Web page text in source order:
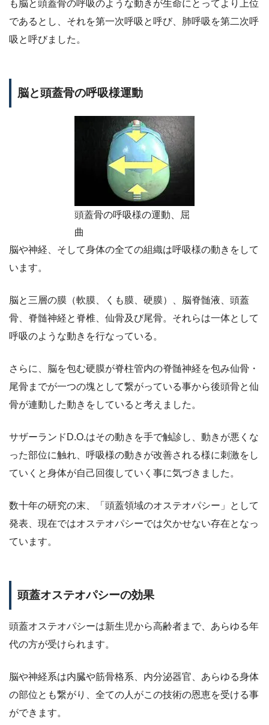
も脳と頭蓋骨の呼吸のような動きが生命にとってより上位
であるとし、それを第一次呼吸と呼び、肺呼吸を第二次呼
吸と呼びました。
脳と頭蓋骨の呼吸様運動
頭蓋骨の呼吸様の運動、屈
曲
脳や神経、そして身体の全ての組織は呼吸様の動きをして
います。
脳と三層の膜（軟膜、くも膜、硬膜）、脳脊髄液、頭蓋
骨、脊髄神経と脊椎、仙骨及び尾骨。それらは一体として
呼吸のような動きを行なっている。
さらに、脳を包む硬膜が脊柱管内の脊髄神経を包み仙骨・
尾骨までが一つの塊として繋がっている事から後頭骨と仙
骨が連動した動きをしていると考えました。
サザーランドD.O.はその動きを手で触診し、動きが悪くな
った部位に触れ、呼吸様の動きが改善される様に刺激をし
ていくと身体が自己回復していく事に気づきました。
数十年の研究の末、「頭蓋領域のオステオパシー」として
発表、現在ではオステオパシーでは欠かせない存在となっ
ています。
頭蓋オステオパシーの効果
頭蓋オステオパシーは新生児から高齢者まで、あらゆる年
代の方が受けられます。
脳や神経系は内臓や筋骨格系、内分泌器官、あらゆる身体
の部位とも繋がり、全ての人がこの技術の恩恵を受ける事
ができます。